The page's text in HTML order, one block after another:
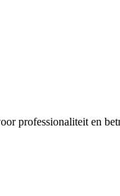
professionaliteit en